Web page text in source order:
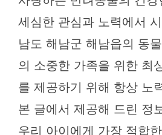
세심한 관심과 노력에서
남도 해남군 해남읍의 동
의 소중한 가족을 위한 최
를 제공하기 위해 항상 노
본 글에서 제공해 드린 정
우리 아이에게 가장 적합